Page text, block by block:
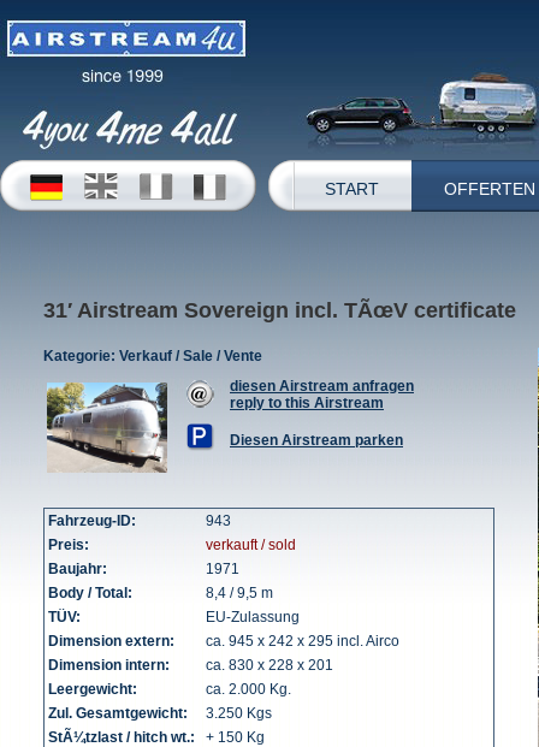
START OFFERTEN
31′ Airstream Sovereign incl. TÃœV certificate
Kategorie: Verkauf / Sale / Vente
diesen Airstream anfragen
reply to this Airstream
Diesen Airstream parken
Fahrzeug-ID:
943
Preis:
verkauft / sold
Baujahr:
1971
Body / Total:
8,4 / 9,5 m
TÜV:
EU-Zulassung
Dimension extern:
ca. 945 x 242 x 295 incl. Airco
Dimension intern:
ca. 830 x 228 x 201
Leergewicht:
ca. 2.000 Kg.
Zul. Gesamtgewicht:
3.250 Kgs
StÃ¼tzlast / hitch wt.:
+ 150 Kg